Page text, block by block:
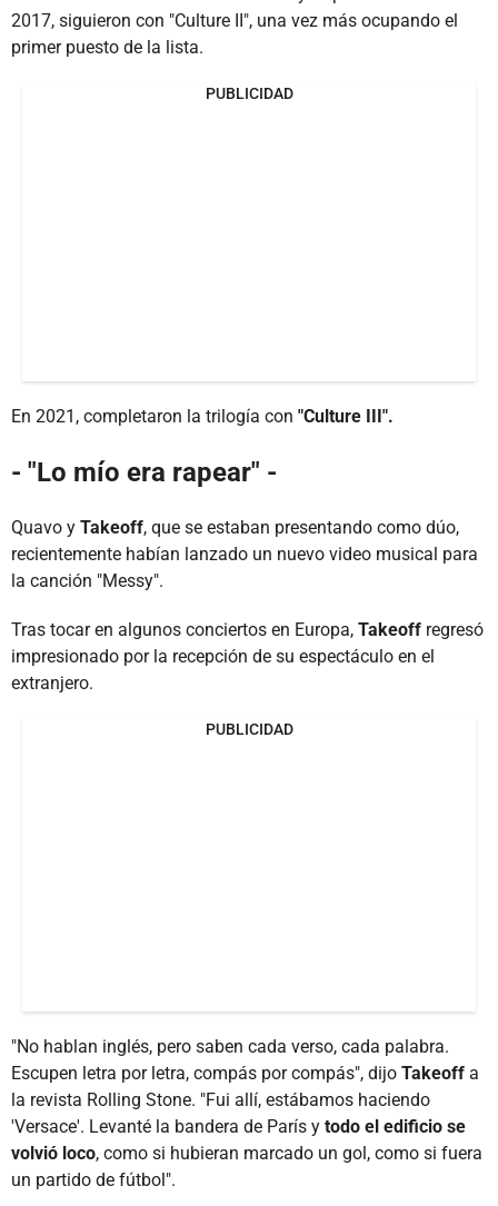
2017, siguieron con "Culture II", una vez más ocupando el
primer puesto de la lista.
PUBLICIDAD
En 2021, completaron la trilogía con "Culture III".
- "Lo mío era rapear" -
Quavo y Takeoff, que se estaban presentando como dúo,
recientemente habían lanzado un nuevo video musical para
la canción "Messy".
Tras tocar en algunos conciertos en Europa, Takeoff regresó
impresionado por la recepción de su espectáculo en el
extranjero.
PUBLICIDAD
"No hablan inglés, pero saben cada verso, cada palabra.
Escupen letra por letra, compás por compás", dijo Takeoff a
la revista Rolling Stone. "Fui allí, estábamos haciendo
'Versace'. Levanté la bandera de París y todo el edificio se
volvió loco, como si hubieran marcado un gol, como si fuera
un partido de fútbol".